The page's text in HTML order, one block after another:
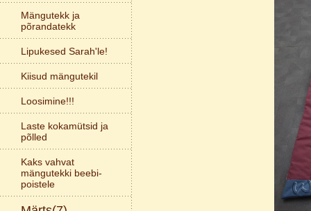
Mängutekk ja
põrandatekk
Lipukesed Sarah'le!
Kiisud mängutekil
Loosimine!!!
Laste kokamütsid ja
põlled
Kaks vahvat
mängutekki beebi-
poistele